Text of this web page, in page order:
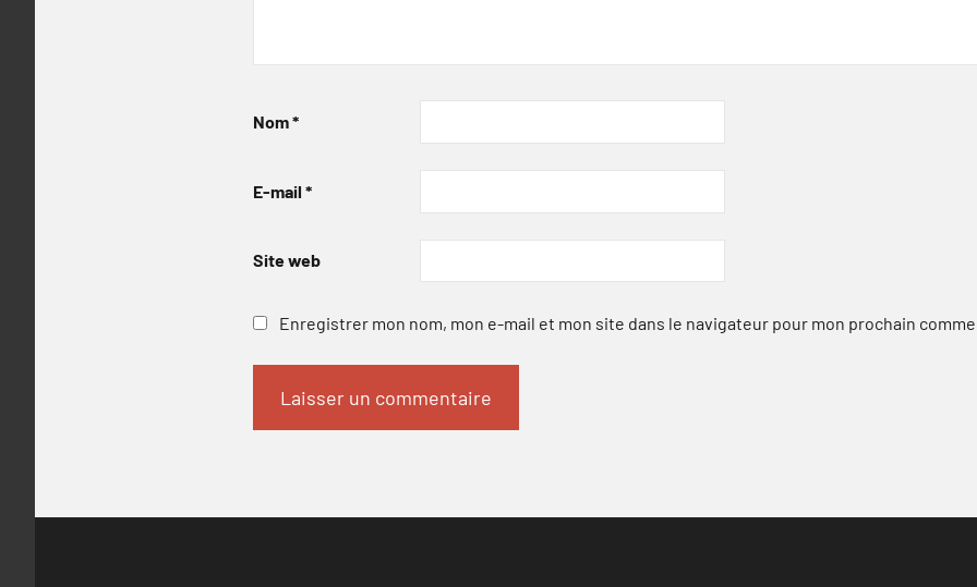
Nom*
E-mail *
Site web
Enregistrer mon nom, mon e-mail et mon site dans le navigateur pour mon prochain